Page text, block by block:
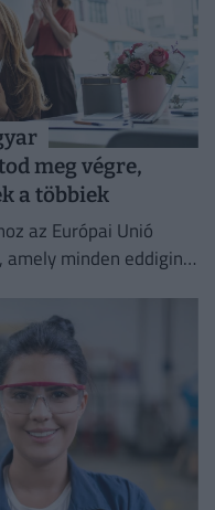
meg végre,
a többiek
az Európai Unió
minden eddiginél